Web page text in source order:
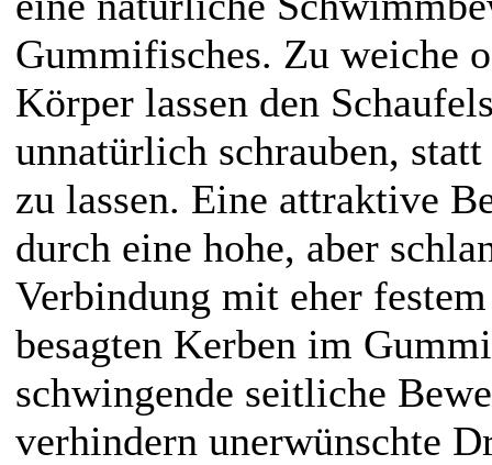
Gummifisches. Zu weiche
Körper lassen den
unnatürlich schrauben,
zu lassen. Eine attraktive
durch eine hohe, aber
Verbindung mit eher
besagten Kerben im
schwingende seitliche
verhindern unerwünschte